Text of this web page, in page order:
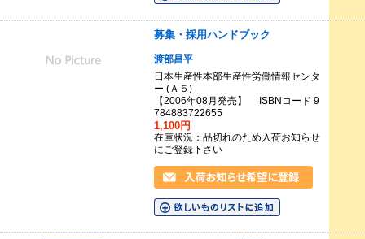
募集・採用ハンドブック
渡部昌平
日本生産性本部生産性労働情報センタ
ー (Ａ５)
【2006年08月発売】 ISBNコード 9
784883722655
1,100円
在庫状況：品切れのため入荷お知らせ
にご登録下さい